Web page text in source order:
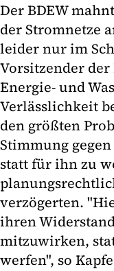
Der BDEW
der Stromnetze
leider nur im
Vorsitzender
Energie- und
Verlässlichkeit
den größten
Stimmung
statt für ihn zu
verzögerten.
ihren
mitzuwirken,
werfen", so